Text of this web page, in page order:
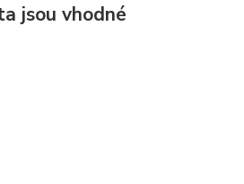
jsou vhodné